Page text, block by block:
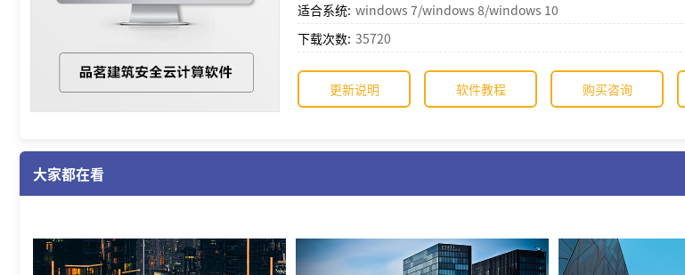
适合系统: windows 7/windows 8/windows 10
下载次数: 35720
更新说明 软件教程 购买咨询
1、升级品茗CIS相关信息和隐私政策协议。
2、更新授权方式。
大家都在看